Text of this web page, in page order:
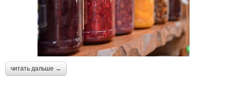
читать дальше →